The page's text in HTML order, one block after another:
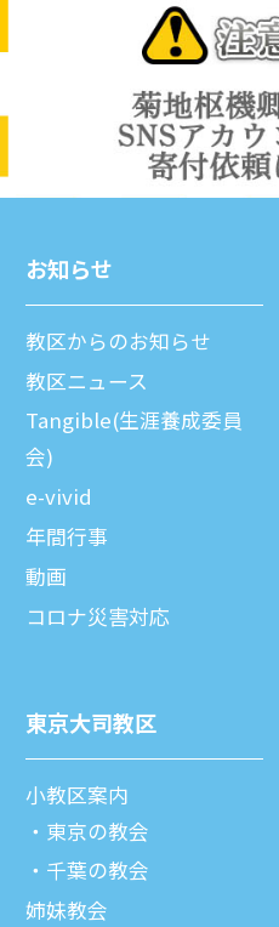
お知らせ
教区からのお知らせ
教区ニュース
Tangible(生涯養成委員
会)
e-vivid
年間⾏事
動画
コロナ災害対応
東京⼤司教区
⼩教区案内
東京の教会
千葉の教会
姉妹教会